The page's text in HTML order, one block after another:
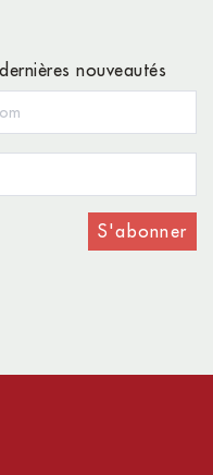
nouveautés
S'abonner